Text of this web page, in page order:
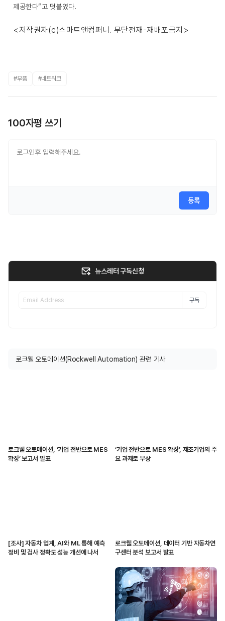
제공한다”고 덧붙였다.
<저작권자(c)스마트앤컴퍼니. 무단전재-재배포금지>
#부품 #네트워크
100자평 쓰기
등록
뉴스레터 구독신청
구독
로크웰 오토메이션(Rockwell Automation) 관련 기사
로크웰 오토메이션, ‘기업 전반으로 MES
확장’ 보고서 발표
‘기업 전반으로 MES 확장’, 제조기업의 주
요 과제로 부상
[조사] 자동차 업계, AI와 ML 통해 예측
정비 및 검사 정확도 성능 개선에 나서
로크웰 오토메이션, 데이터 기반 자동차연
구센터 분석 보고서 발표